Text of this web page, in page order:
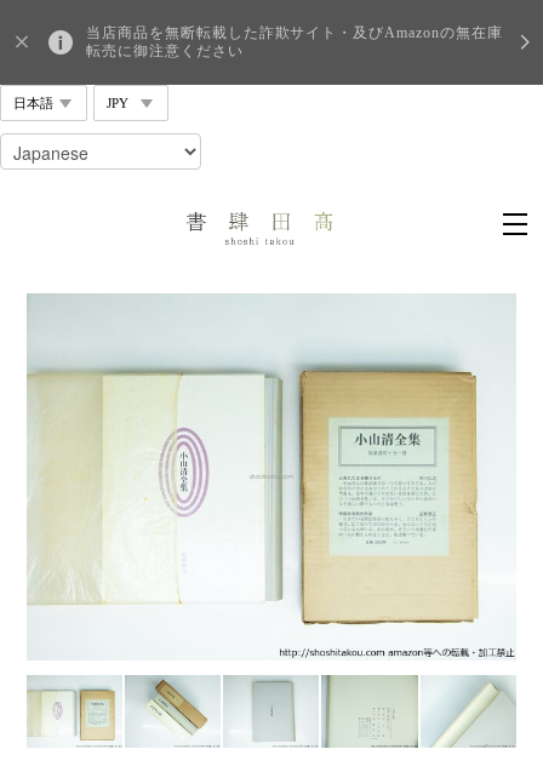
当店商品を無断転載した詐欺サイト・及びAmazonの無在庫
転売に御注意ください